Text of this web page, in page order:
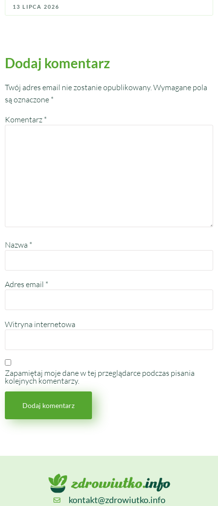
13 LIPCA 2026
Dodaj komentarz
Twój adres email nie zostanie opublikowany. Wymagane pola
są oznaczone *
Komentarz *
Nazwa *
Adres email *
Witryna internetowa
Zapamiętaj moje dane w tej przeglądarce podczas pisania
kolejnych komentarzy.
kontakt@zdrowiutko.info